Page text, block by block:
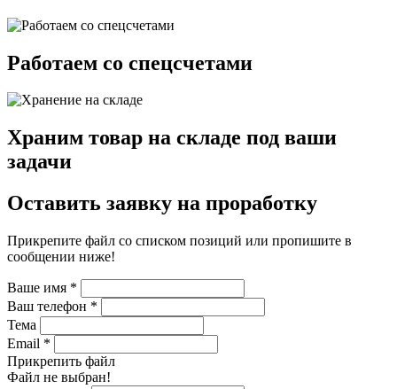
Работаем со спецсчетами
Храним товар на складе под ваши
задачи
Оставить заявку на проработку
Прикрепите файл со списком позиций или пропишите в
сообщении ниже!
Ваше имя *
Ваш телефон *
Тема
Email *
Прикрепить файл
Файл не выбран!